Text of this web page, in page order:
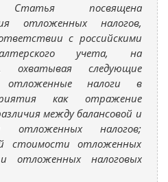
Статья посвящена
отложенных налогов,
с российскими
учета, на
охватывая следующие
отложенные налоги в
как отражение
между балансовой и
отложенных налогов;
стоимости отложенных
отложенных налоговых